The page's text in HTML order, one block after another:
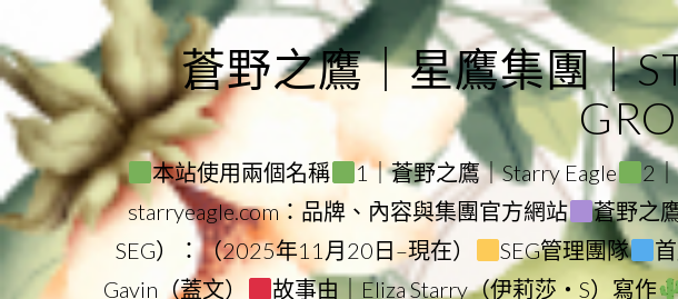
to
content
蒼野之鷹｜星鷹集團｜
本站使用兩個名稱 1｜蒼野之鷹｜Starry Eagle 2
starryeagle.com：品牌、內容與集團官方網站
蒼野之
SEG）：（2025年11月20日–現在）
SEG管理團隊
Gavin（蓋文）
故事由｜Eliza Starry（伊莉莎・S）寫作